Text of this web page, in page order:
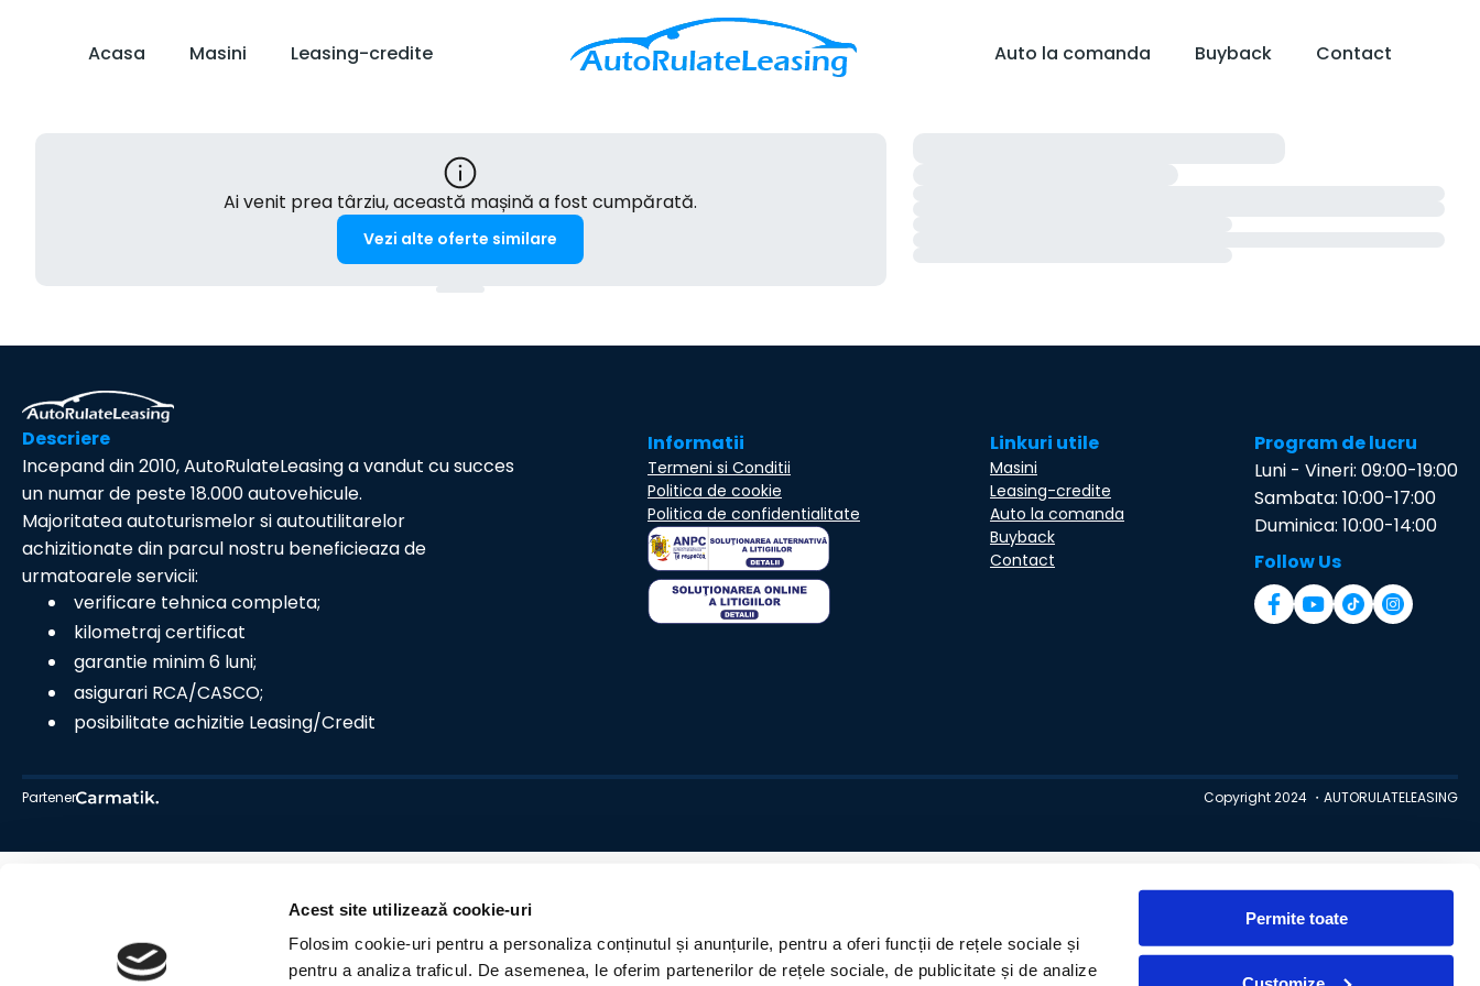
Acest site utilizează cookie-uri
Folosim cookie-uri pentru a personaliza conținutul și anunțurile, pentru a oferi funcții de rețele sociale și
pentru a analiza traficul. De asemenea, le oferim partenerilor de rețele sociale, de publicitate și de analize
Permite toate
Acasa Masini Leasing-credite Auto la comanda Buyback Contact
Ai venit prea târziu, această mașină a fost cumpărată.
Vezi alte oferte similare
Descriere
Incepand din 2010, AutoRulateLeasing a vandut cu succes
un numar de peste 18.000 autovehicule.
Majoritatea autoturismelor si autoutilitarelor
achizitionate din parcul nostru beneficieaza de
urmatoarele servicii:
verificare tehnica completa;
kilometraj certificat
garantie minim 6 luni;
asigurari RCA/CASCO;
posibilitate achizitie Leasing/Credit
Informatii
Termeni si Conditii
Politica de cookie
Politica de confidentialitate
Linkuri utile
Masini
Leasing-credite
Auto la comanda
Buyback
Contact
Program de lucru
Luni - Vineri: 09:00-19:00
Sambata: 10:00-17:00
Duminica: 10:00-14:00
Follow Us
Partener Copyright 2024 ・AUTORULATELEASING